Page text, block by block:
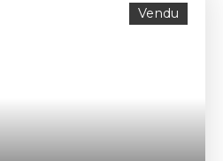
Vendu